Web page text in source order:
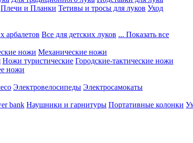
Плечи и Планки Тетивы и тросы для луков Уход
арбалетов Все для детских луков ... Показать все
ножи Механические ножи
Ножи туристические Городские-тактические ножи
ножи
Электровелосипеды Электросамокаты
bank Наушники и гарнитуры Портативные колонки